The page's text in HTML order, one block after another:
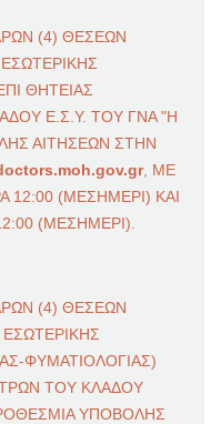
(4) ΘΕΣΕΩΝ
ΘΗΤΕΙΑΣ
Ε.Σ.Υ. ΤΟΥ ΓΝΑ "Η
ΑΙΤΗΣΕΩΝ ΣΤΗΝ
, ΜΕ
12:00 (ΜΕΣΗΜΕΡΙ) ΚΑΙ
(ΜΕΣΗΜΕΡΙ).
(4) ΘΕΣΕΩΝ
ΦΥΜΑΤΙΟΛΟΓΙΑΣ)
ΤΟΥ ΚΛΑΔΟΥ
ΥΠΟΒΟΛΗΣ